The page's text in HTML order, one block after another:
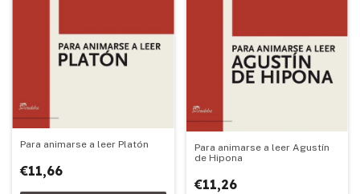
Para animarse a leer Platón
€11,66
Para animarse a leer Agustín
de Hipona
€11,26